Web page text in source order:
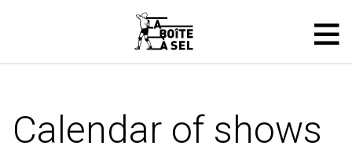
Calendar of shows